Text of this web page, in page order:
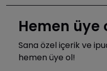
Hemen üye
Sana özel içerik ve
hemen üye ol!